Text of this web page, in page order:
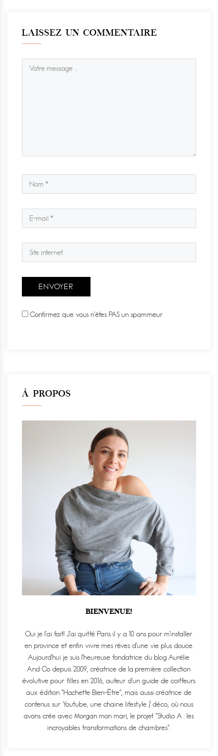
LAISSEZ UN COMMENTAIRE
Confirmez que vous n'êtes PAS un spammeur
À PROPOS
BIENVENUE!
Oui je l'ai fait! J'ai quitté Paris il y a 10 ans pour m'installer
en province et enfin vivre mes rêves d'une vie plus douce.
Aujourd'hui je suis l'heureuse fondatrice du blog Aurélie
And Co depuis 2009, créatrice de la première collection
évolutive pour filles en 2016, auteur d'un guide de coiffeurs
aux édition "Hachette Bien-Être", mais aussi créatrice de
contenus sur Youtube, une chaine lifestyle / déco, où nous
avons crée avec Morgan mon mari, le projet "Studio A : les
incroyables transformations de chambres".